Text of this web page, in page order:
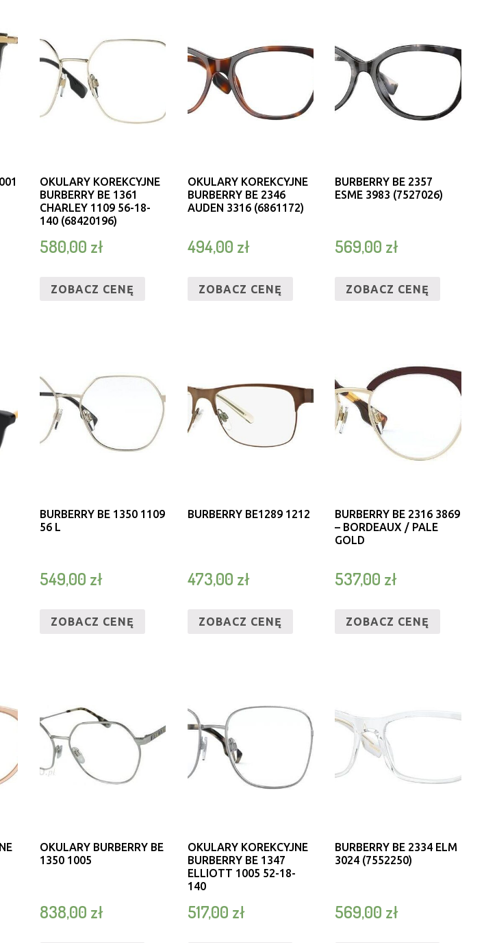
OKULARY KOREKCYJNE
BURBERRY BE 1361
CHARLEY 1109 56-18-
140 (68420196)
580,00 zł
ZOBACZ CENĘ
OKULARY KOREKCYJNE
BURBERRY BE 2346
AUDEN 3316 (6861172)
494,00 zł
ZOBACZ CENĘ
BURBERRY BE 2357
ESME 3983 (7527026)
569,00 zł
ZOBACZ CENĘ
BURBERRY BE 1350 1109
56 L
549,00 zł
ZOBACZ CENĘ
BURBERRY BE1289 1212
473,00 zł
ZOBACZ CENĘ
BURBERRY BE 2316 3869
– BORDEAUX / PALE
GOLD
537,00 zł
ZOBACZ CENĘ
OKULARY BURBERRY BE
1350 1005
838,00 zł
OKULARY KOREKCYJNE
BURBERRY BE 1347
ELLIOTT 1005 52-18-
140
517,00 zł
BURBERRY BE 2334 ELM
3024 (7552250)
569,00 zł